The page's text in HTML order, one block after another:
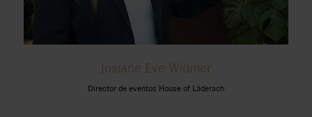
Josiane Eve Widmer
Director de eventos House of Läderach